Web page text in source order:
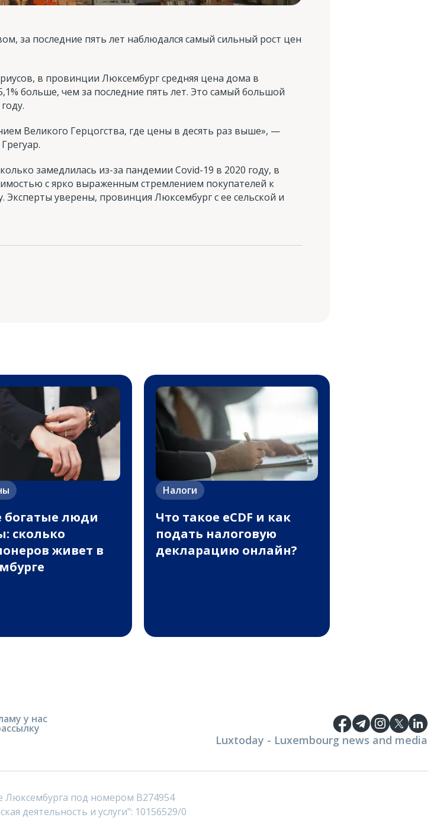
за последние пять лет наблюдался самый сильный рост цен
в провинции Люксембург средняя цена дома в
больше, чем за последние пять лет. Это самый большой
Великого Герцогства, где цены в десять раз выше», —
замедлилась из-за пандемии Covid-19 в 2020 году, в
с ярко выраженным стремлением покупателей к
уверены, провинция Люксембург с ее сельской и
люди
сколько
живет в
Налоги
Что такое eCDF и как
подать налоговую
декларацию онлайн?
у нас
Luxtoday - Luxembourg news and media
Люксембурга под номером B274954
деятельность и услуги": 10156529/0